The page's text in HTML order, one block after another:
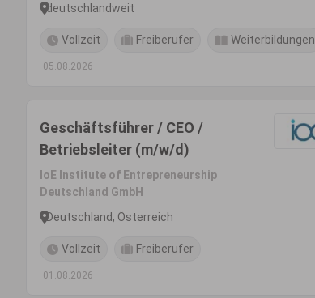
deutschlandweit
Vollzeit Freiberufer Weiterbildungen
05.08.2026
Geschäftsführer / CEO /
Betriebsleiter (m/w/d)
IoE Institute of Entrepreneurship
Deutschland GmbH
Deutschland, Österreich
Vollzeit Freiberufer
01.08.2026